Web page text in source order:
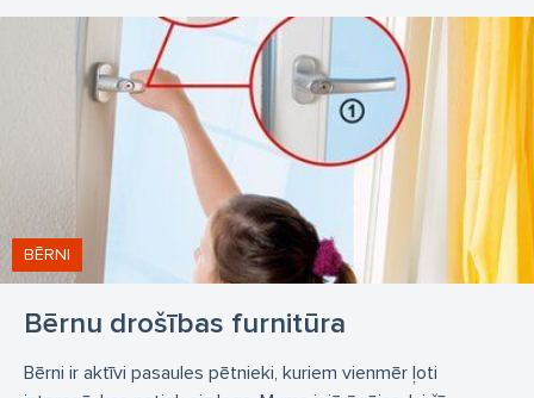
Bērnu drošības furnitūra
BĒRNI
Bērni ir aktīvi pasaules pētnieki, kuriem vienmēr ļoti